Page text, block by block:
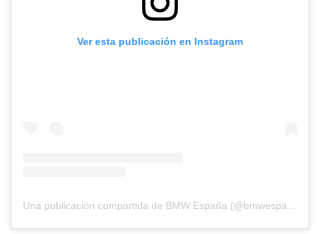
Ver esta publicación en Instagram
Una publicación compartida de BMW España (@bmwespana)